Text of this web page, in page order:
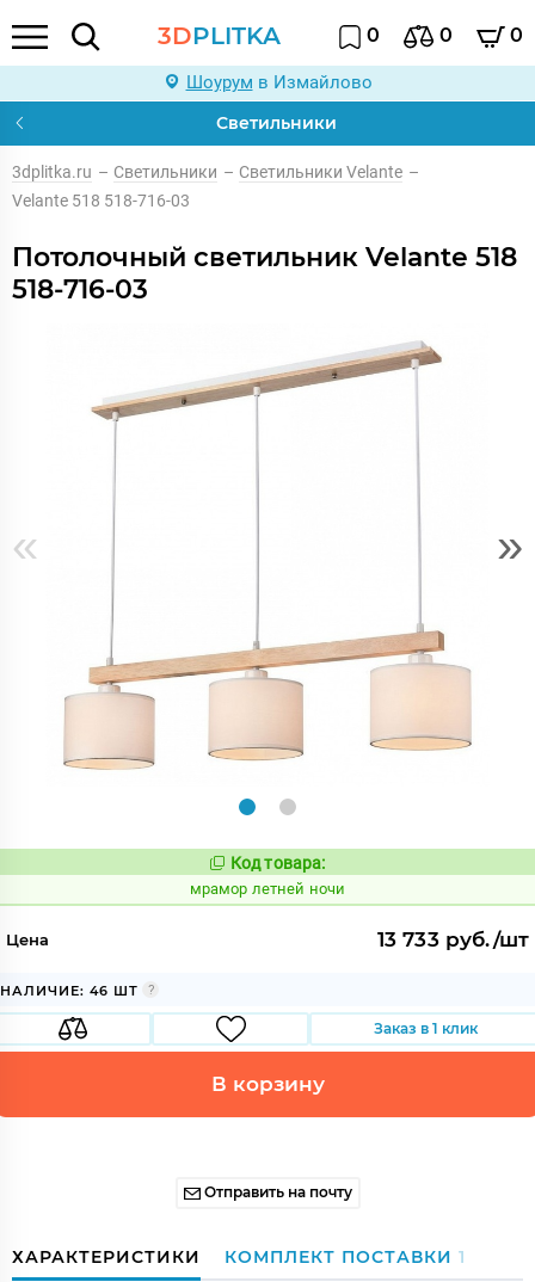
3DPLITKA 0 0 0
Шоурум в Измайлово
Светильники
3dplitka.ru – Светильники – Светильники Velante –
Velante 518 518-716-03
Потолочный светильник Velante 518
518-716-03
« »
Код:
1068436
Код товара:
мрамор летней ночи
Цена 13 733 руб./шт
НАЛИЧИЕ: 46 ШТ
Заказ в 1 клик
В корзину
Отправить на почту
ХАРАКТЕРИСТИКИ КОМПЛЕКТ ПОСТАВКИ 1